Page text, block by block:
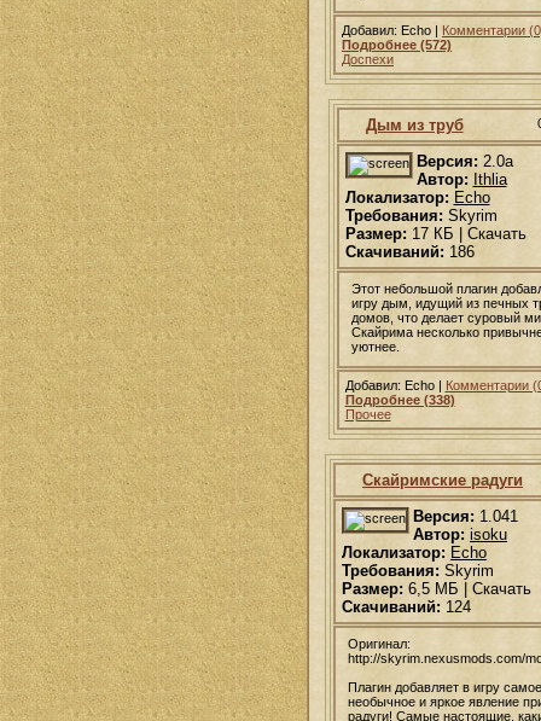
Добавил: Echo | Комментарии
Подробнее (572)
Доспехи
Дым из труб
Версия:2.0a
Автор: Ithlia
Локализатор: Echo
Требования:Skyrim
Размер:17 КБ | Скачать
Скачиваний: 186
Этот небольшой плагин
игру дым, идущий из печных
домов, что делает суровый
Скайрима несколько
уютнее.
Добавил: Echo | Комментарии
Подробнее (338)
Прочее
Скайримские радуги
Версия: 1.041
Автор: isoku
Локализатор: Echo
Требования: Skyrim
Размер: 6,5 МБ | Скачать
Скачиваний: 124
Оригинал:
http://skyrim.nexusmods.com/
Плагин добавляет в игру самое
необычное и яркое явление
радуги! Самые настоящие,